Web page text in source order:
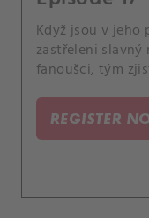
Když jsou v jeho
zastřeleni
fanoušci, tým
dosáhne
uvažuje o své
REGISTER